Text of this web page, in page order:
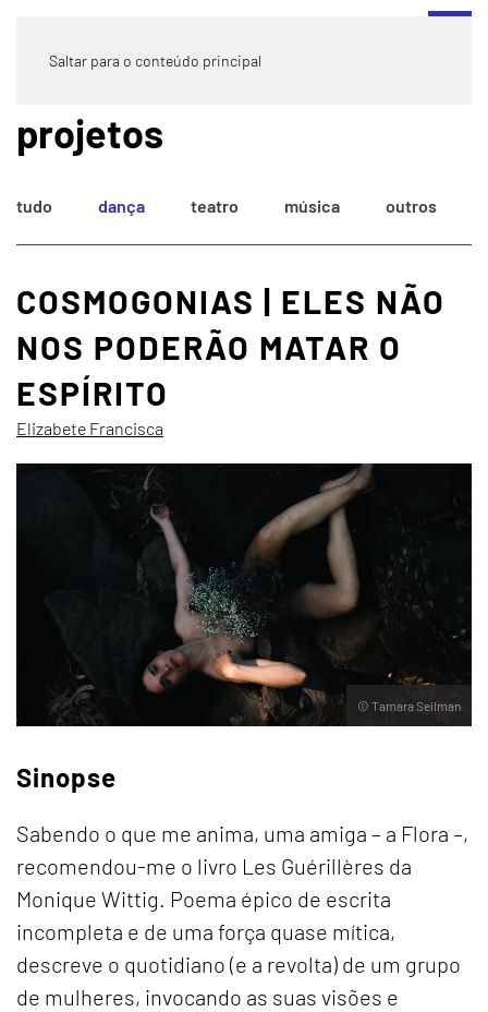
Saltar para o conteúdo principal
projetos
tudo dança teatro música outros
COSMOGONIAS | ELES NÃO
NOS PODERÃO MATAR O
ESPÍRITO
Elizabete Francisca
© Tamara Seilman
Sinopse
Sabendo o que me anima, uma amiga – a Flora –,
recomendou-me o livro Les Guérillères da
Monique Wittig. Poema épico de escrita
incompleta e de uma força quase mítica,
descreve o quotidiano (e a revolta) de um grupo
de mulheres, invocando as suas visões e